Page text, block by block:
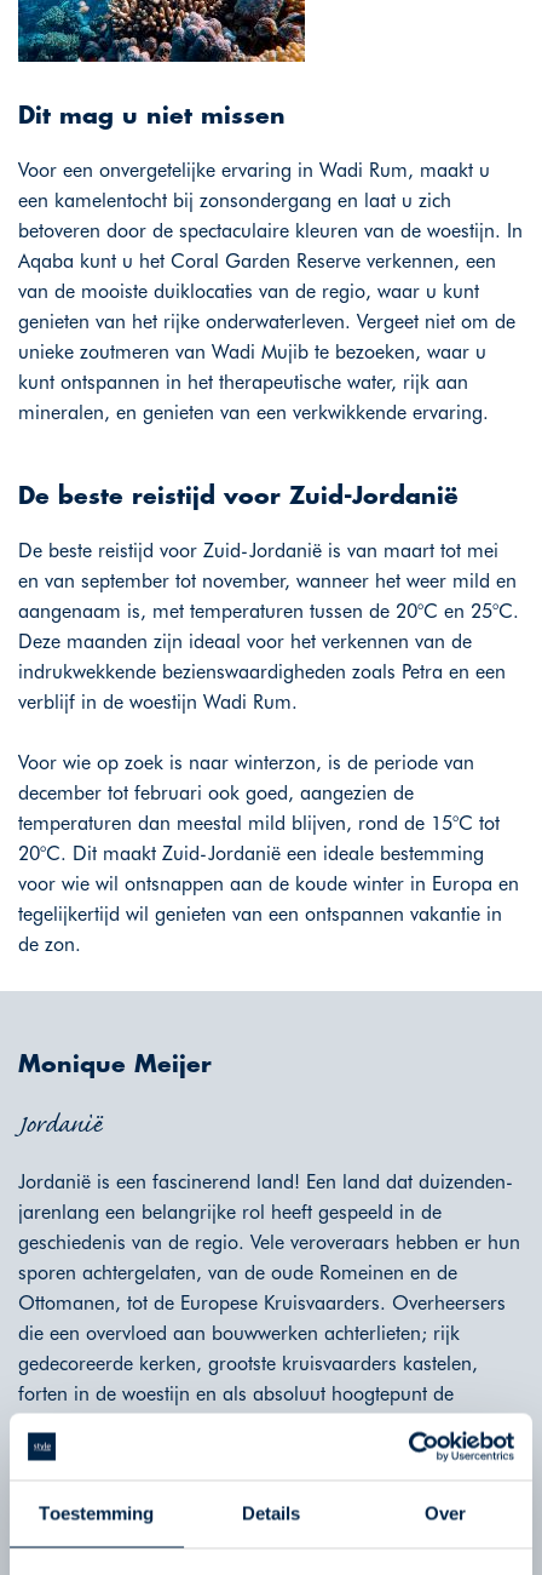
Toestemming Details Over
Dit mag u niet missen
Voor een onvergetelijke ervaring in Wadi Rum, maakt u
een kamelentocht bij zonsondergang en laat u zich
betoveren door de spectaculaire kleuren van de woestijn. In
Aqaba kunt u het Coral Garden Reserve verkennen, een
van de mooiste duiklocaties van de regio, waar u kunt
genieten van het rijke onderwaterleven. Vergeet niet om de
unieke zoutmeren van Wadi Mujib te bezoeken, waar u
kunt ontspannen in het therapeutische water, rijk aan
mineralen, en genieten van een verkwikkende ervaring.
De beste reistijd voor Zuid-Jordanië
De beste reistijd voor Zuid-Jordanië is van maart tot mei
en van september tot november, wanneer het weer mild en
aangenaam is, met temperaturen tussen de 20°C en 25°C.
Deze maanden zijn ideaal voor het verkennen van de
indrukwekkende bezienswaardigheden zoals Petra en een
verblijf in de woestijn Wadi Rum.
Voor wie op zoek is naar winterzon, is de periode van
december tot februari ook goed, aangezien de
temperaturen dan meestal mild blijven, rond de 15°C tot
20°C. Dit maakt Zuid-Jordanië een ideale bestemming
voor wie wil ontsnappen aan de koude winter in Europa en
tegelijkertijd wil genieten van een ontspannen vakantie in
de zon.
Monique Meijer
Jordanië
Jordanië is een fascinerend land! Een land dat duizenden-
jarenlang een belangrijke rol heeft gespeeld in de
geschiedenis van de regio. Vele veroveraars hebben er hun
sporen achtergelaten, van de oude Romeinen en de
Ottomanen, tot de Europese Kruisvaarders. Overheersers
die een overvloed aan bouwwerken achterlieten; rijk
gedecoreerde kerken, grootste kruisvaarders kastelen,
forten in de woestijn en als absoluut hoogtepunt de
staaltjes bouwkunst van de Nabateeërs in Petra, wandel
drink een kopje koffie met de Bedoeïenen. Slaap een nacht
onder de sterrenhemel in een tentenkamp in de woestijn